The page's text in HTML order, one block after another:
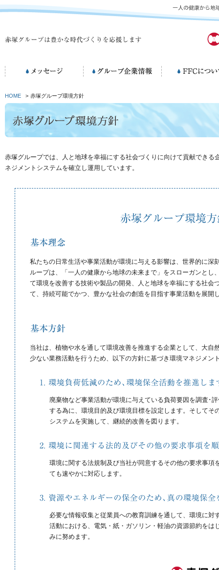
HOME > 赤塚グループ環境方針
赤塚グループでは、人と地球を幸福にする社会づくりに向けて貢献できる
ネジメントシステムを確立し運用しています。
私たちの日常生活や事業活動が環境に与える影響は、世界的に深
ループは、「一人の健康から地球の未来まで」をスローガンとし
て環境を改善する技術や製品の開発、人と地球を幸福にする社会
て、持続可能でかつ、豊かな社会の創造を目指す事業活動を展開
当社は、植物や水を通して環境改善を推進する企業として、大自
少ない業務活動を行うため、以下の方針に基づき環境マネジメン
廃棄物など事業活動が環境に与えている負荷要因を調査･
する為に、環境目的及び環境目標を設定します。そしてそ
システムを実施して、継続的改善を図ります。
環境に関する法規制及び当社が同意するその他の要求事項
ても速やかに対応します。
必要な情報収集と従業員への教育訓練を通して、環境に対
活動における、電気・紙・ガソリン・軽油の資源節約をは
みに努めます。